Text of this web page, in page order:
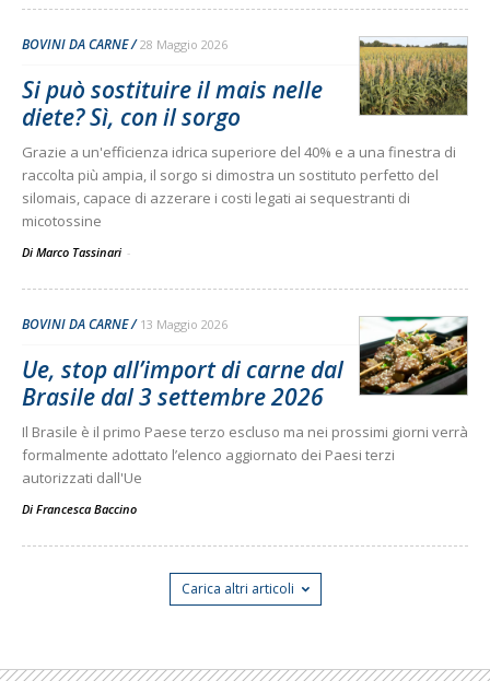
BOVINI DA CARNE 28 Maggio 2026
Si può sostituire il mais nelle
diete? Sì, con il sorgo
Grazie a un'efficienza idrica superiore del 40% e a una finestra di
raccolta più ampia, il sorgo si dimostra un sostituto perfetto del
silomais, capace di azzerare i costi legati ai sequestranti di
micotossine
Di Marco Tassinari -
BOVINI DA CARNE 13 Maggio 2026
Ue, stop all’import di carne dal
Brasile dal 3 settembre 2026
Il Brasile è il primo Paese terzo escluso ma nei prossimi giorni verrà
formalmente adottato l’elenco aggiornato dei Paesi terzi
autorizzati dall'Ue
Di Francesca Baccino
Carica altri articoli